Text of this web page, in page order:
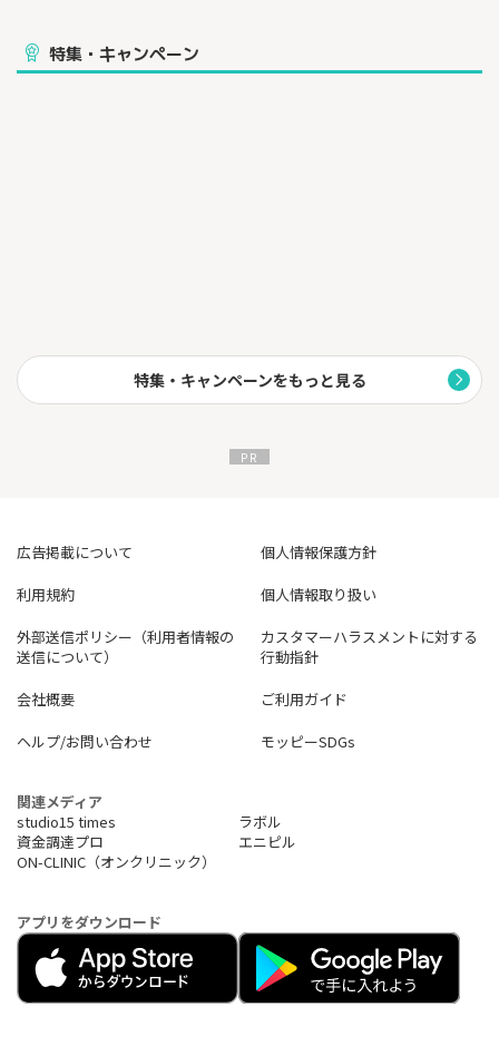
ドコモのスマホとセット割でご利用料金がお得になるのはもちろ
ん、
特集・キャンペーン
特集・キャンペーンをもっと見る
広告掲載について
個人情報保護方針
利用規約
個人情報取り扱い
外部送信ポリシー（利用者情報の
送信について）
カスタマーハラスメントに対する
行動指針
会社概要
ご利用ガイド
ヘルプ/お問い合わせ
モッピーSDGs
関連メディア
studio15 times
ラボル
資金調達プロ
エニピル
ON-CLINIC（オンクリニック）
アプリをダウンロード